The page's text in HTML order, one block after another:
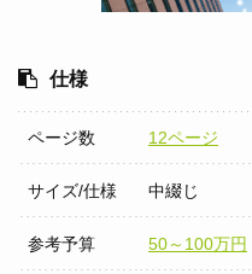
仕様
ページ数 12ページ
サイズ/仕様 中綴じ
参考予算 50～100万円